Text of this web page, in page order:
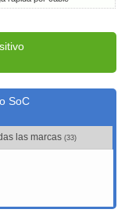
SoC
las marcas (33)